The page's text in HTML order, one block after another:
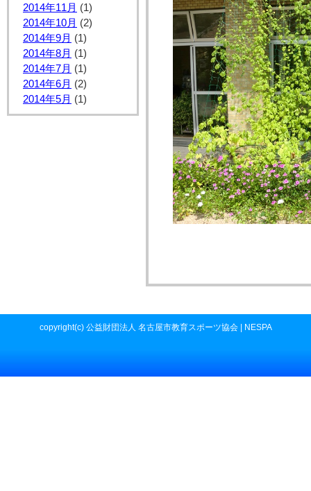
2014年11月 (1)
2014年10月 (2)
2014年9月 (1)
2014年8月 (1)
2014年7月 (1)
2014年6月 (2)
2014年5月 (1)
copyright(c) 公益財団法人 名古屋市教育スポーツ協会 | NESPA